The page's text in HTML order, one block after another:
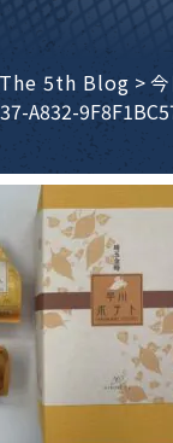
5th Blog >
A832-